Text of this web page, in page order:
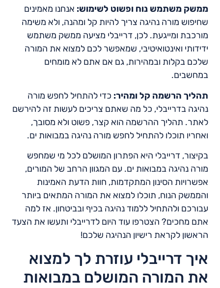
ממשק משתמש נוח ופשוט לשימוש: אנחנו מאמינים
שחיפוש מורה נהיגה צריך להיות קל ומהנה, ולא משימה
מורכבת ומייגעת. לכן, דרייבלי מציעה ממשק משתמש
ידידותי ואינטואיטיבי, שמאפשר לכם למצוא את המורה
שלכם בקלות ובמהירות, גם אם אתם לא מומחים
במחשבים.
תהליך הרשמה קל ומהיר: כדי להתחיל לחפש מורה
נהיגה בדרייבלי, כל מה שאתם צריכים לעשות זה להירשם
לאתר. תהליך ההרשמה הוא קצר, פשוט ולא מסובך,
ואחריו תוכלו להתחיל לחפש מורה נהיגה במבואות ים.
בקיצור, דרייבלי היא הפתרון המושלם לכל מי שמחפש
מורה נהיגה במבואות ים. עם המגוון הרחב של המורים,
אפשרויות הסינון המתקדמות, חוות הדעת האמינות
והממשק הנוח, תוכלו למצוא את המורה המתאים ביותר
עבורכם ולהתחיל ללמוד נהיגה בכיף ובביטחון. אז למה
אתם מחכים? הצטרפו עוד היום לדרייבלי ותעשו את הצעד
הראשון לקראת רישיון הנהיגה שלכם!
איך דרייבלי עוזרת לך למצוא
את המורה המושלם במבואות